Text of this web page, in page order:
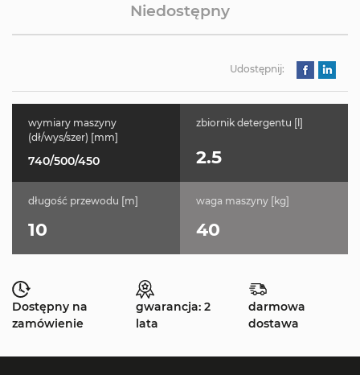
Niedostępny
Udostępnij:
wymiary maszyny
(dł/wys/szer) [mm]
740/500/450
zbiornik detergentu [l]
2.5
długość przewodu [m]
10
waga maszyny [kg]
40
Dostępny na
zamówienie
gwarancja: 2
lata
darmowa
dostawa